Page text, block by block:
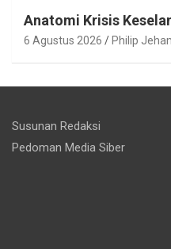
Anatomi Krisis
6 Agustus 2026 Philip
Susunan Redaksi
Pedoman Media Siber